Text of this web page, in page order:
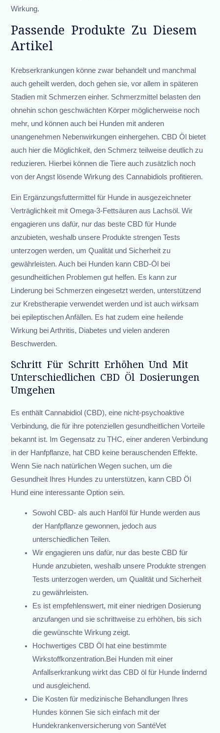
Wirkung.
Passende Produkte Zu Diesem
Artikel
Krebserkrankungen könne zwar behandelt und manchmal
auch geheilt werden, doch gehen sie, vor allem in späteren
Stadien mit Schmerzen einher. Schmerzmittel belasten den
ohnehin schon geschwächten Körper möglicherweise noch
mehr, und können auch bei Hunden mit anderen
unangenehmen Nebenwirkungen einhergehen. CBD Öl bietet
auch hier die Möglichkeit, den Schmerz teilweise deutlich zu
reduzieren. Hierbei können die Tiere auch zusätzlich noch
von der Angst lösende Wirkung des Cannabidiols profitieren.
Ein Ergänzungsfuttermittel für Hunde in ausgezeichneter
Verträglichkeit mit Omega-3-Fettsäuren aus Lachsöl. Wir
engagieren uns dafür, nur das beste CBD für Hunde
anzubieten, weshalb unsere Produkte strengen Tests
unterzogen werden, um Qualität und Sicherheit zu
gewährleisten. Auch bei Hunden kann CBD-Öl bei
gesundheitlichen Problemen gut helfen. Es kann zur
Linderung bei Schmerzen eingesetzt werden, unterstützend
zur Krebstherapie verwendet werden und ist auch wirksam
bei epileptischen Anfällen. Es hat zudem eine heilende
Wirkung bei Arthritis, Diabetes und vielen anderen
Beschwerden.
Schritt Für Schritt Erhöhen Und Mit
Unterschiedlichen CBD Öl Dosierungen
Umgehen
Es enthält Cannabidiol (CBD), eine nicht-psychoaktive
Verbindung, die für ihre potenziellen gesundheitlichen Vorteile
bekannt ist. Im Gegensatz zu THC, einer anderen Verbindung
in der Hanfpflanze, hat CBD keine berauschenden Effekte.
Wenn Sie nach natürlichen Wegen suchen, um die
Gesundheit Ihres Hundes zu unterstützen, kann CBD Öl
Hund eine interessante Option sein.
Sowohl CBD- als auch Hanföl für Hunde werden aus
der Hanfpflanze gewonnen, jedoch aus
unterschiedlichen Teilen.
Wir engagieren uns dafür, nur das beste CBD für
Hunde anzubieten, weshalb unsere Produkte strengen
Tests unterzogen werden, um Qualität und Sicherheit
zu gewährleisten.
Es ist empfehlenswert, mit einer niedrigen Dosierung
anzufangen und sie schrittweise zu erhöhen, bis sich
die gewünschte Wirkung zeigt.
Hochwertiges CBD Öl hat eine bestimmte
Wirkstoffkonzentration.Bei Hunden mit einer
Anfallserkrankung wirkt das CBD öl für Hunde lindernd
und ausgleichend.
Die Kosten für medizinische Behandlungen Ihres
Hundes können Sie sich einfach mit der
Hundekrankenversicherung von SantéVet